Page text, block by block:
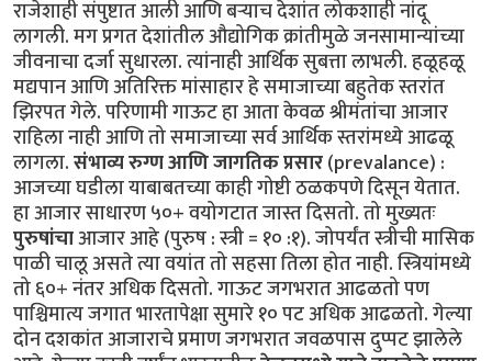
राजेशाही संपुष्टात आली आणि बऱ्याच देशांत लोकशाही नांदू
लागली. मग प्रगत देशांतील औद्योगिक क्रांतीमुळे जनसामान्यांच्या
जीवनाचा दर्जा सुधारला. त्यांनाही आर्थिक सुबत्ता लाभली. हळूहळू
मद्यपान आणि अतिरिक्त मांसाहार हे समाजाच्या बहुतेक स्तरांत
झिरपत गेले. परिणामी गाऊट हा आता केवळ श्रीमंतांचा आजार
राहिला नाही आणि तो समाजाच्या सर्व आर्थिक स्तरांमध्ये आढळू
लागला.संभाव्य रुग्ण आणि जागतिक प्रसार(prevalance) :
आजच्या घडीला याबाबतच्या काही गोष्टी ठळकपणे दिसून येतात.
हा आजार साधारण ५०+ वयोगटात जास्त दिसतो. तो मुख्यतः
पुरुषांचाआजार आहे (पुरुष : स्त्री = १० :१). जोपर्यंत स्त्रीची मासिक
पाळी चालू असते त्या वयांत तो सहसा तिला होत नाही. स्त्रियांमध्ये
तो ६०+ नंतर अधिक दिसतो. गाऊट जगभरात आढळतो पण
पाश्चिमात्य जगात भारतापेक्षा सुमारे १० पट अधिक आढळतो. गेल्या
दोन दशकांत आजाराचे प्रमाण जगभरात जवळपास दुप्पट झालेले